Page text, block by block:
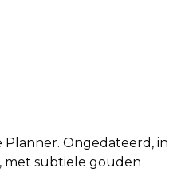
Ongedateerd, in
met subtiele gouden